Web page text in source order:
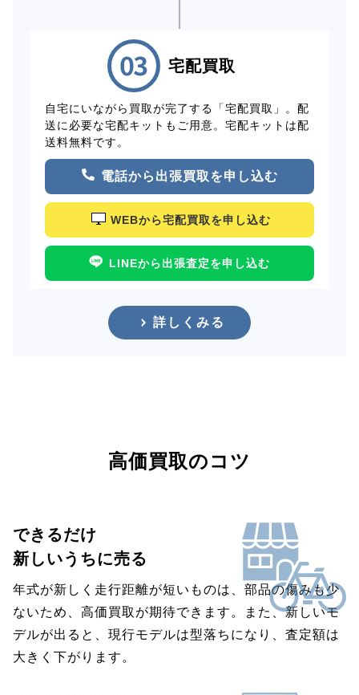
宅配買取
自宅にいながら買取が完了する「宅配買取」。配
送に必要な宅配キットもご用意。宅配キットは配
送料無料です。
電話から出張買取を申し込む
WEBから宅配買取を申し込む
LINEから出張査定を申し込む
詳しくみる
高価買取のコツ
できるだけ
新しいうちに売る
年式が新しく走行距離が短いものは、部品の傷みも少
ないため、高価買取が期待できます。また、新しいモ
デルが出ると、現行モデルは型落ちになり、査定額は
大きく下がります。